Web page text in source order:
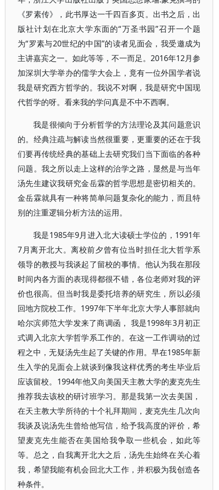
《罗素传》，此书厚达一千四百多页。出书之后，出
版社计划在北京大学东面的“万圣书园”召开一个题
为“罗素与20世纪的中国”的读者见面会，我受邀成为
主讲嘉宾之一。如此等等，不一而足。2016年12月参
加深圳大学举办的儒学大会上，竟有一位外国学者说
我是研究西方哲学的。我说不对啊，我是研究中国现
代哲学的呀。看来我的学问真是不中不西啊。
我是很倾向于分析哲学的方法理论及其问题意识
的。经典注疏与解读当然很重要，更重要的还在于我
们要再传统经典的基础上去研究我们当下面临的各种
问题。我之所以走上这样的治学之路，显然是与当年
汤先生建议我研究金岳霖的哲学思想是密切相关的。
金岳霖就具有一种将简单问题复杂化的能力，而且特
别的注重逻辑分析方法的运用。
我是1985年9月进入北大读硕士学位的，1991年
7月离开北大。离校前夕曾有位当时担任北大哲学系
领导的教授与我谈起了留校的事情。他认为我在那段
时间内各方面的表现得都很不错，各位老师对我的评
价也很高。但当时我是委托培养的研究生，所以必须
回地方院校工作。1997年下半年北京大学人事部就向
哈尔滨师范大学发来了商调函， 我是1998年3月初正
式调入北京大学哲学系工作的。在这一工作调动的过
程之中，无疑汤先生起了关键的作用。早在1985年新
生入学的见面会上就谈到像我这样优秀的考生毕业后
应该留校。1994年他又向美国天主教大学的麦克先生
推荐我去该校的研讨班学习。那是我第一次去美国，
在天主教大学所待的十个礼拜期间，麦克先生几次向
我谈及说汤先生曾给他写信，给予我高度的评价，希
望麦克先生能否在美国给我争取一些机会，如此等
等。总之，自我离开北大之后，汤先生始终在关心着
我，希望我能有机会回北大工作，并积极为我创造各
种条件。